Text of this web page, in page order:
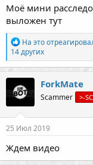
Моё мини
выложен тут
Р
е
а
к
ц
и
и
:
На это
14 других
ForkMate
Scammer >-
25 Июл 2019
Ждем видео